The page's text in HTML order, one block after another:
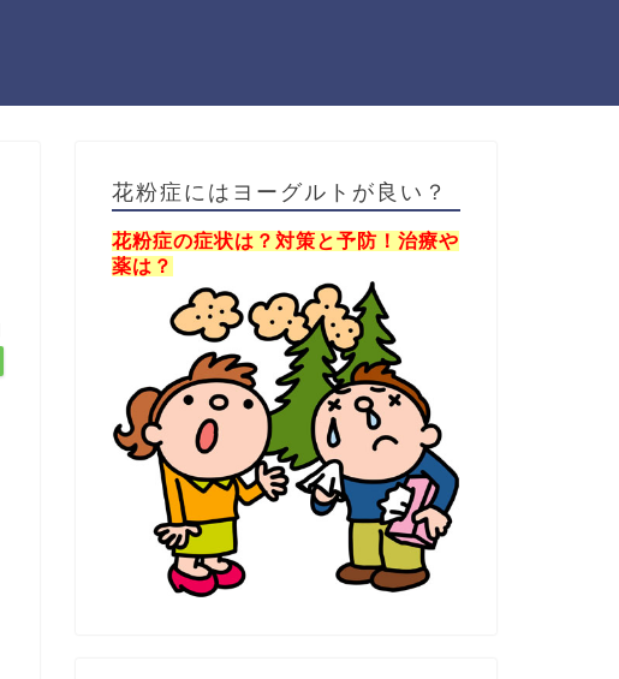
花粉症にはヨーグルトが良い？
花粉症の症状は？対策と予防！治療や
薬は？